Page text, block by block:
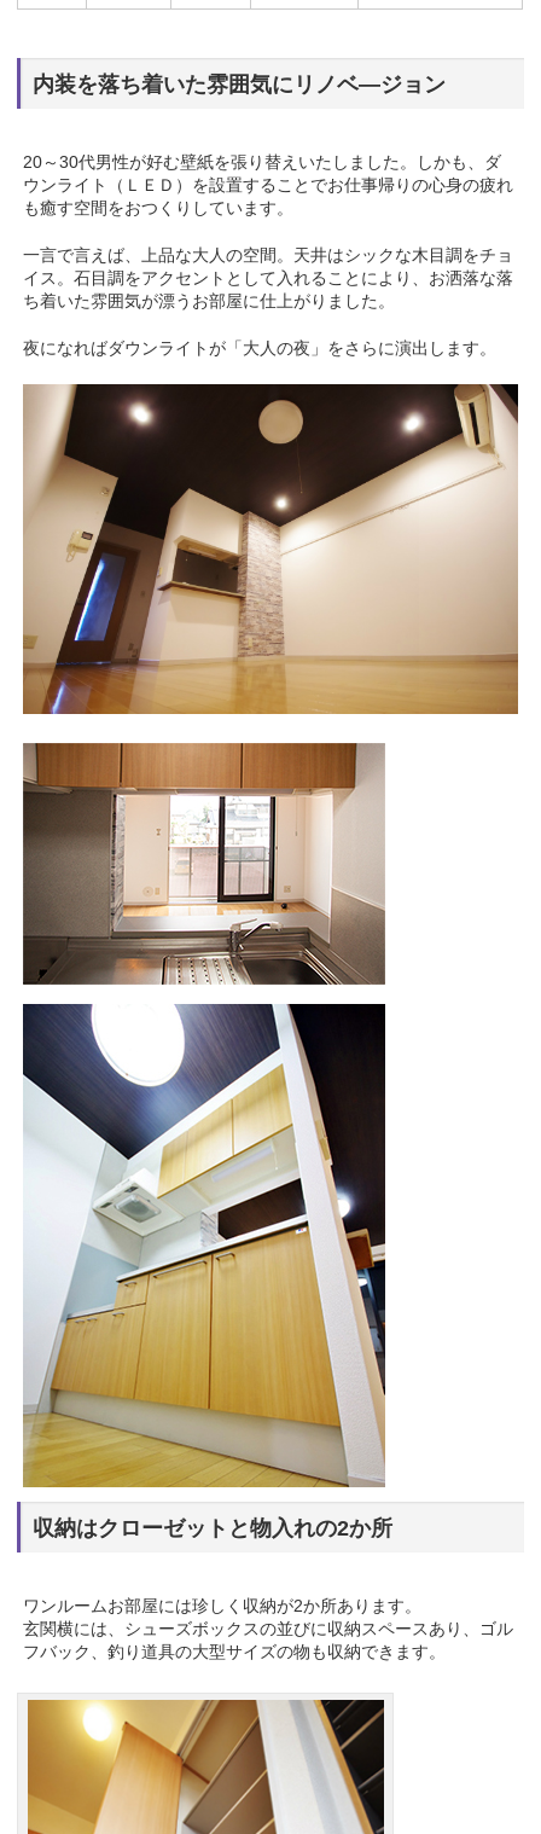
内装を落ち着いた雰囲気にリノベ―ジョン
20～30代男性が好む壁紙を張り替えいたしました。しかも、ダ
ウンライト（ＬＥＤ）を設置することでお仕事帰りの心身の疲れ
も癒す空間をおつくりしています。
一言で言えば、上品な大人の空間。天井はシックな木目調をチョ
イス。石目調をアクセントとして入れることにより、お洒落な落
ち着いた雰囲気が漂うお部屋に仕上がりました。
夜になればダウンライトが「大人の夜」をさらに演出します。
収納はクローゼットと物入れの2か所
ワンルームお部屋には珍しく収納が2か所あります。
玄関横には、シューズボックスの並びに収納スペースあり、ゴル
フバック、釣り道具の大型サイズの物も収納できます。